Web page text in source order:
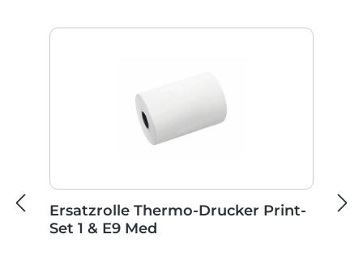
Ersatzrolle Thermo-Drucker Print-
Set 1 & E9 Med